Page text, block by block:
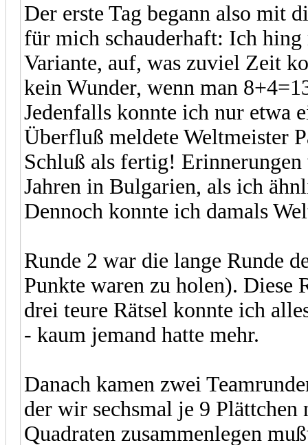
Der erste Tag begann also mit
für mich schauderhaft: Ich
Variante, auf, was zuviel Zeit
kein Wunder, wenn man
Jedenfalls konnte ich nur etwa
Überfluß meldete Weltmeister
Schluß als fertig!
Jahren in Bulgarien, als ich
Dennoch konnte ich damals
Runde 2 war die lange Runde
Punkte waren zu holen).
drei teure Rätsel konnte ich
- kaum jemand hatte mehr.
Danach kamen zwei
der wir sechsmal je 9
Quadraten zusammenlegen